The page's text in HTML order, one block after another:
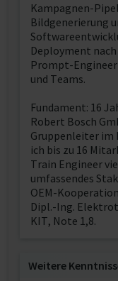
Kampagnen-
Bildgenerierung
Deployment
Prompt-
und Teams.
Fundament: 16
Robert Bosch
Gruppenleiter im
ich bis zu 16
Train Engineer
umfassendes
OEM-
Dipl.-Ing.
KIT, Note 1,8.
Weitere